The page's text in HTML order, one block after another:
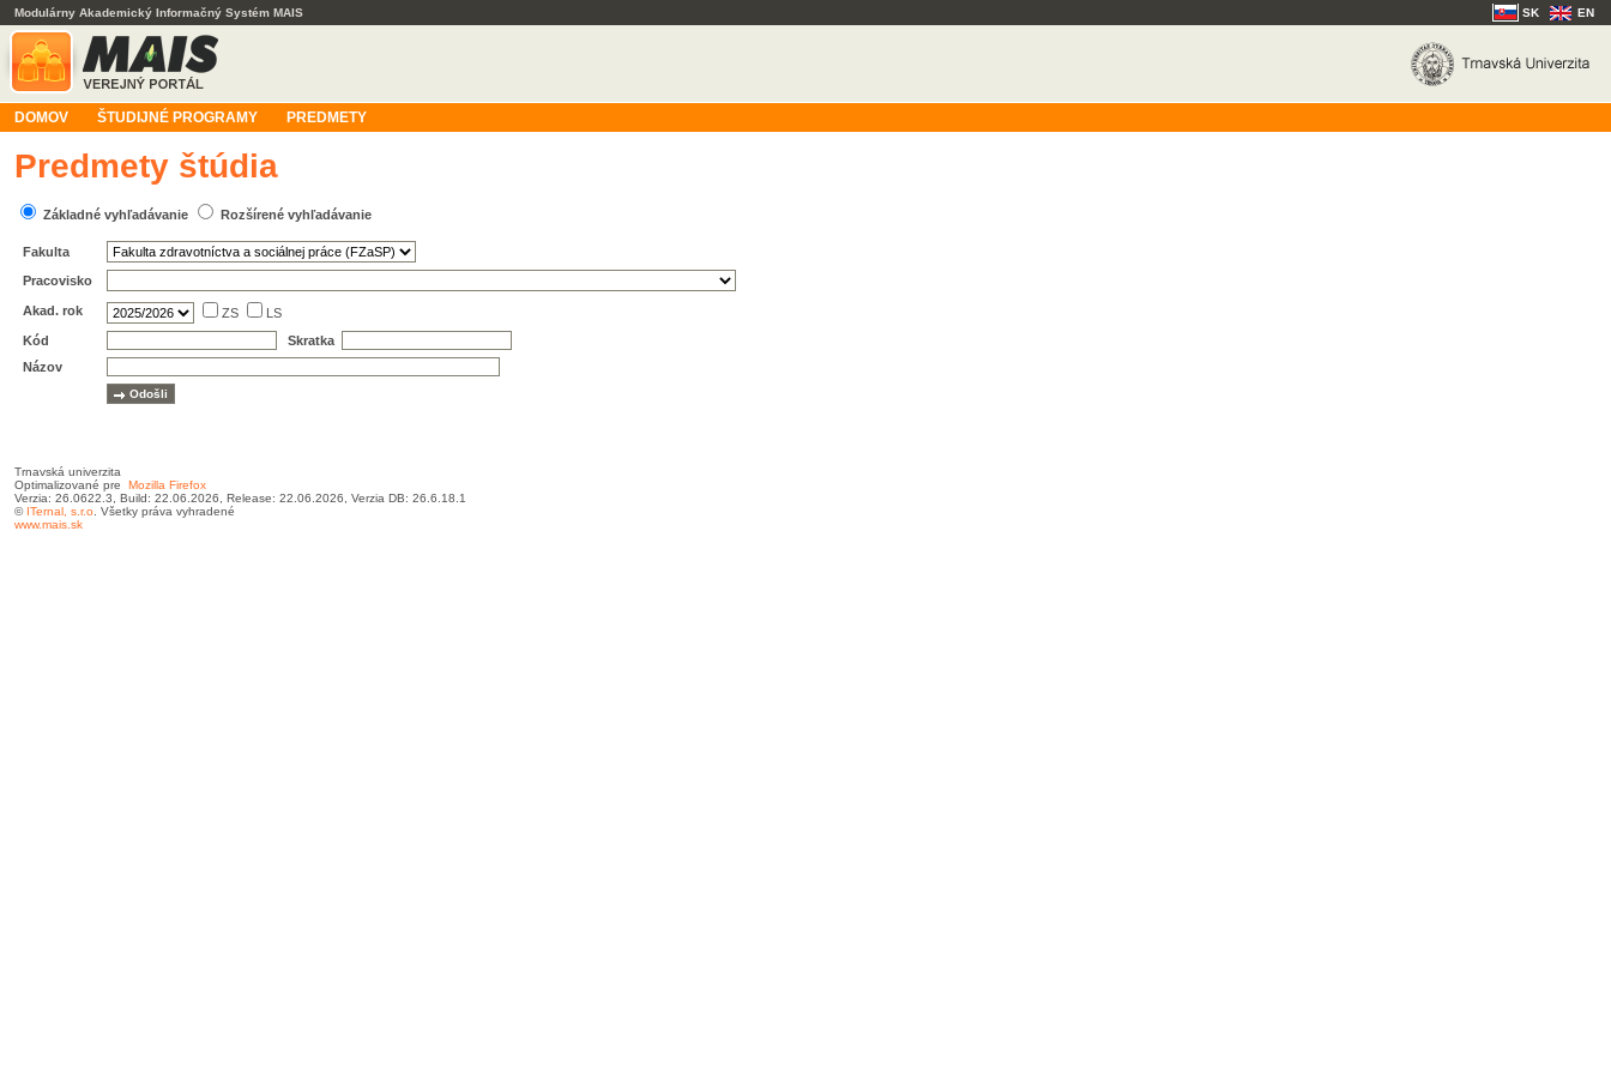
Modulárny Akademický Informačný Systém MAIS SK EN
DOMOV ŠTUDIJNÉ PROGRAMY PREDMETY
Predmety štúdia
Základné vyhľadávanie Rozšírené vyhľadávanie
Fakulta
Pracovisko
Akad. rok ZS
LS
Kód
Skratka
Názov
Trnavská univerzita
Optimalizované pre Mozilla Firefox
Verzia: 26.0622.3, Build: 22.06.2026, Release: 22.06.2026, Verzia DB: 26.6.18.1
© ITernal, s.r.o . Všetky práva vyhradené
www.mais.sk